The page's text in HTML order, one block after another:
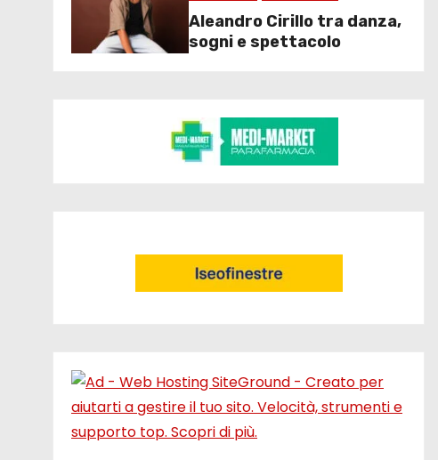
Aleandro Cirillo tra danza,
sogni e spettacolo